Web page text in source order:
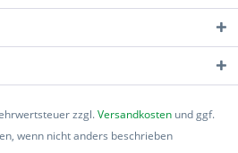
zzgl.Versandkosten und ggf.
wenn nicht anders beschrieben